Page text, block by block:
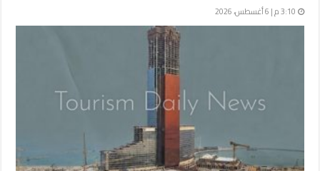
3:10 م | 6 أغسطس، 2026